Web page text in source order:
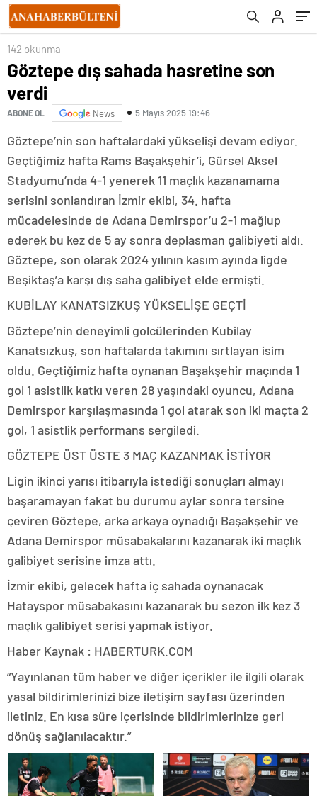
142 okunma
Göztepe dış sahada hasretine son
verdi
ABONE OL News 5 Mayıs 2025 19:46
Göztepe’nin son haftalardaki yükselişi devam ediyor.
Geçtiğimiz hafta Rams Başakşehir’i, Gürsel Aksel
Stadyumu’nda 4-1 yenerek 11 maçlık kazanamama
serisini sonlandıran İzmir ekibi, 34. hafta
mücadelesinde de Adana Demirspor’u 2-1 mağlup
ederek bu kez de 5 ay sonra deplasman galibiyeti aldı.
Göztepe, son olarak 2024 yılının kasım ayında ligde
Beşiktaş’a karşı dış saha galibiyet elde ermişti.
KUBİLAY KANATSIZKUŞ YÜKSELİŞE GEÇTİ
Göztepe’nin deneyimli golcülerinden Kubilay
Kanatsızkuş, son haftalarda takımını sırtlayan isim
oldu. Geçtiğimiz hafta oynanan Başakşehir maçında 1
gol 1 asistlik katkı veren 28 yaşındaki oyuncu, Adana
Demirspor karşılaşmasında 1 gol atarak son iki maçta 2
gol, 1 asistlik performans sergiledi.
GÖZTEPE ÜST ÜSTE 3 MAÇ KAZANMAK İSTİYOR
Ligin ikinci yarısı itibarıyla istediği sonuçları almayı
başaramayan fakat bu durumu aylar sonra tersine
çeviren Göztepe, arka arkaya oynadığı Başakşehir ve
Adana Demirspor müsabakalarını kazanarak iki maçlık
galibiyet serisine imza attı.
İzmir ekibi, gelecek hafta iç sahada oynanacak
Hatayspor müsabakasını kazanarak bu sezon ilk kez 3
maçlık galibiyet serisi yapmak istiyor.
Haber Kaynak : HABERTURK.COM
“Yayınlanan tüm haber ve diğer içerikler ile ilgili olarak
yasal bildirimlerinizi bize iletişim sayfası üzerinden
iletiniz. En kısa süre içerisinde bildirimlerinize geri
dönüş sağlanılacaktır.”